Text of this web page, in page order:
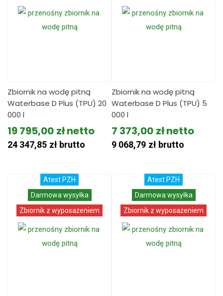
Zbiornik na wodę pitną
Waterbase D Plus (TPU) 20
000 l
19 795,00 zł
24 347,85 zł brutto
Zbiornik na wodę pitną
Waterbase D Plus (TPU) 5
000 l
7 373,00 zł
9 068,79 zł brutto
Atest PZH
Darmowa wysyłka
Zbiornik z wyposażeniem
Atest PZH
Darmowa wysyłka
Zbiornik z wyposażeniem